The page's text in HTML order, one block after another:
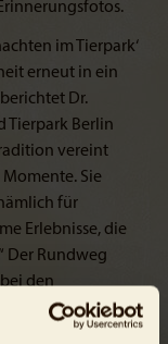
im Tierpark‘
erneut in ein
Dr.
Tierpark Berlin
vereint
Sie
für
Erlebnisse, die
Der Rundweg
den